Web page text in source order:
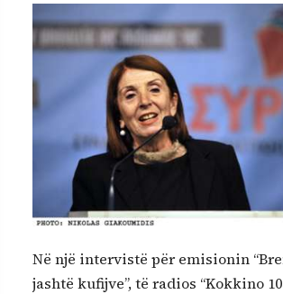
Në një intervistë për emisionin
jashtë kufijve”, të radios “Kokkino